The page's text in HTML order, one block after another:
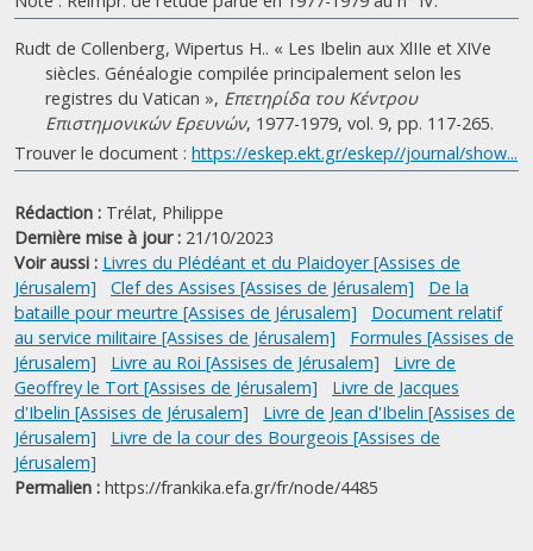
Rudt de Collenberg, Wipertus H.. « Les Ibelin aux XlIIe et XIVe
siècles. Généalogie compilée principalement selon les
registres du Vatican », Επετηρίδα του Κέντρου
Επιστημονικών Ερευνών, 1977-1979, vol. 9, pp. 117-265.
Trouver le document : https://eskep.ekt.gr/eskep//journal/show...
Rédaction : Trélat, Philippe
Dernière mise à jour : 21/10/2023
Voir aussi : Livres du Plédéant et du Plaidoyer [Assises de
Jérusalem]
Clef des Assises [Assises de Jérusalem]
De la
bataille pour meurtre [Assises de Jérusalem]
Document relatif
au service militaire [Assises de Jérusalem]
Formules [Assises de
Jérusalem]
Livre au Roi [Assises de Jérusalem]
Livre de
Geoffrey le Tort [Assises de Jérusalem]
Livre de Jacques
d'Ibelin [Assises de Jérusalem]
Livre de Jean d'Ibelin [Assises de
Jérusalem]
Livre de la cour des Bourgeois [Assises de
Jérusalem]
Permalien : https://frankika.efa.gr/fr/node/4485